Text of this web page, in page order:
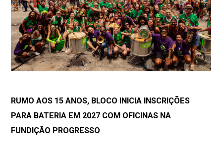
RUMO AOS 15 ANOS, BLOCO INICIA INSCRIÇÕES
PARA BATERIA EM 2027 COM OFICINAS NA
FUNDIÇÃO PROGRESSO